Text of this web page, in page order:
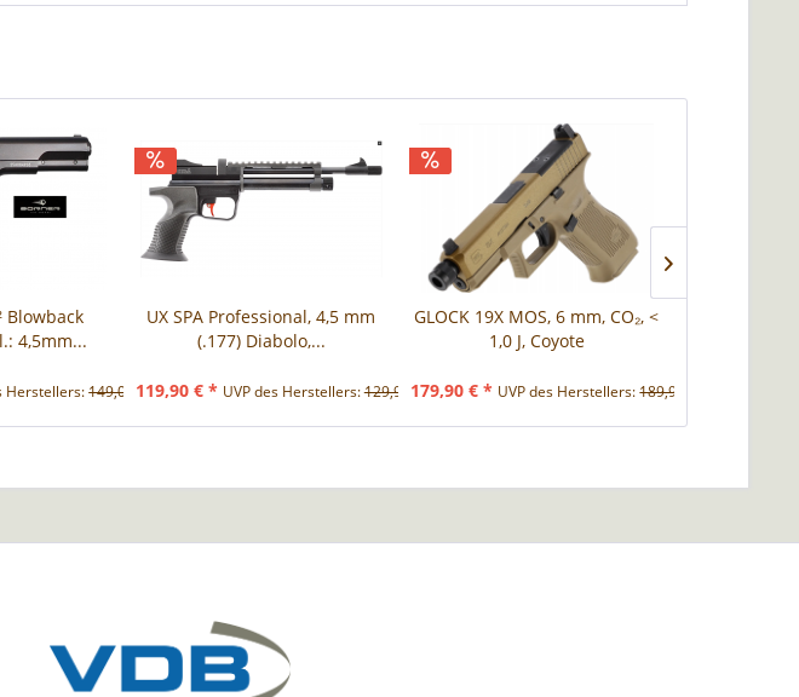
Blowback
4,5mm...
Herstellers:149,00 € *
UX SPA Professional, 4,5 mm
(.177) Diabolo,...
119,90 € * UVP des Herstellers:129,90 € *
GLOCK 19X MOS, 6 mm, CO₂, <
1,0 J, Coyote
179,90 € * UVP des Herstellers:189,90 € *